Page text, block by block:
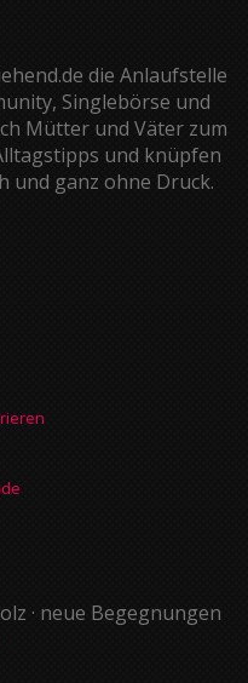
die Anlaufstelle
Singlebörse und
Mütter und Väter zum
und knüpfen
und ganz ohne Druck.
· neue Begegnungen